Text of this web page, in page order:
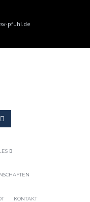
pfuhl.de
KONTAKT